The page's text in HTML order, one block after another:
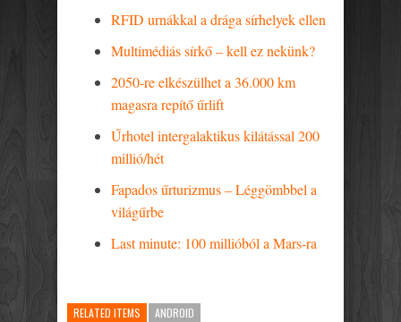
RFID urnákkal a drága sírhelyek ellen
Multimédiás sírkő – kell ez nekünk?
2050-re elkészülhet a 36.000 km
magasra repítő űrlift
Űrhotel intergalaktikus kilátással 200
millió/hét
Fapados űrturizmus – Léggömbbel a
világűrbe
Last minute: 100 millióból a Mars-ra
RELATED ITEMS
ANDROID